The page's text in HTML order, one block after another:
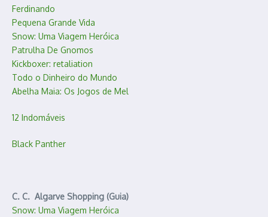
Ferdinando
Pequena Grande Vida
Snow: Uma Viagem Heróica
Patrulha De Gnomos
Kickboxer: retaliation
Todo o Dinheiro do Mundo
Abelha Maia: Os Jogos de Mel
12 Indomáveis
Black Panther
C. C. Algarve Shopping (Guia)
Snow: Uma Viagem Heróica